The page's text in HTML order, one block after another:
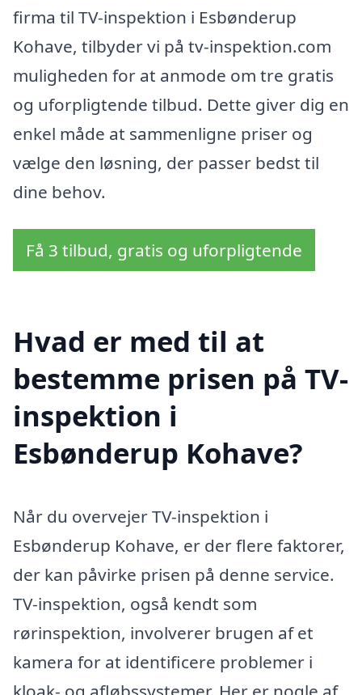
firma til TV-inspektion i Esbønderup
Kohave, tilbyder vi på tv-inspektion.com
muligheden for at anmode om tre gratis
og uforpligtende tilbud. Dette giver dig en
enkel måde at sammenligne priser og
vælge den løsning, der passer bedst til
dine behov.
Få 3 tilbud, gratis og uforpligtende
Hvad er med til at
bestemme prisen på TV-
inspektion i
Esbønderup Kohave?
Når du overvejer TV-inspektion i
Esbønderup Kohave, er der flere faktorer,
der kan påvirke prisen på denne service.
TV-inspektion, også kendt som
rørinspektion, involverer brugen af et
kamera for at identificere problemer i